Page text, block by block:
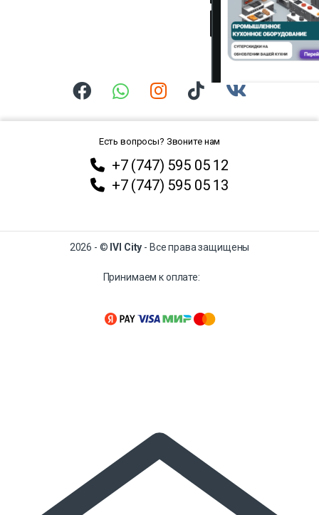
Есть вопросы? Звоните нам
+7 (747) 595 05 12
+7 (747) 595 05 13
2026 - © IVI City - Все права защищены
Принимаем к оплате: